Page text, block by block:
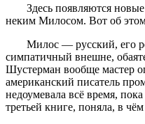
Здесь появляются
неким Милосом. Вот об этом
Милос — русский, его
симпатичный внешне,
Шустерман вообще мастер
американский писатель
недоумевала всё время,
третьей книге, поняла, в